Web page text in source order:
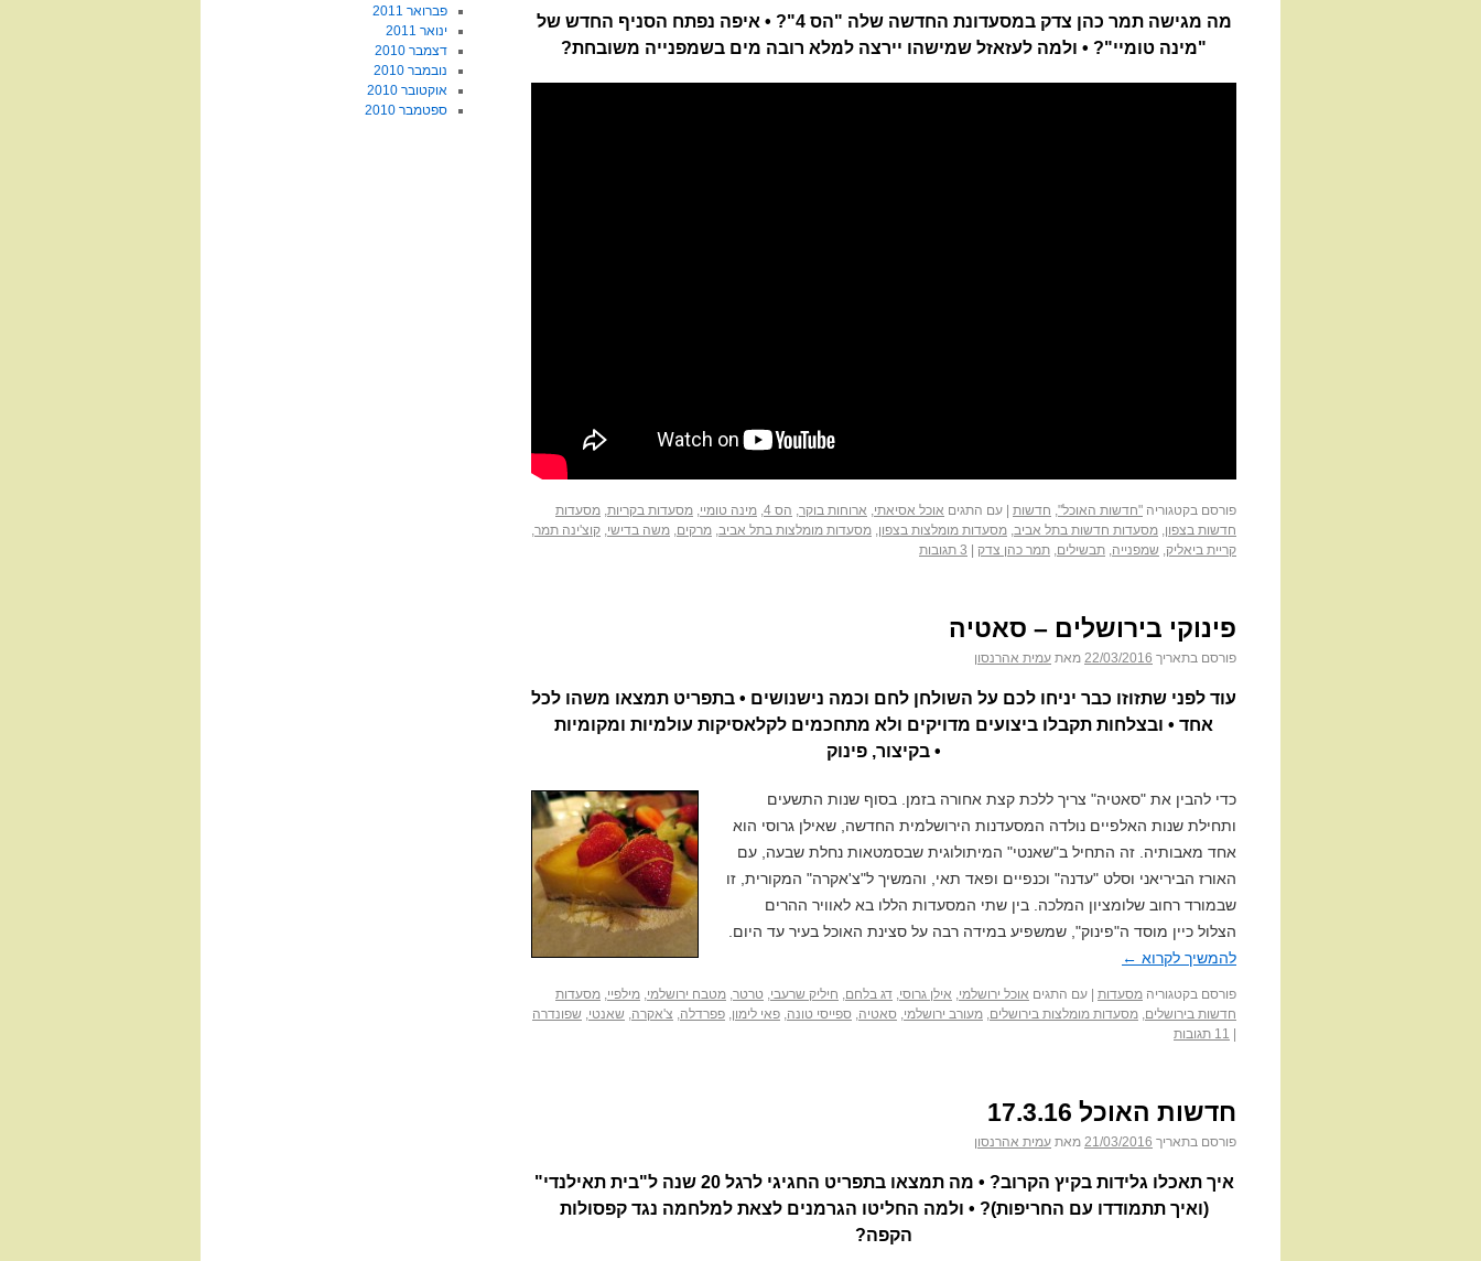
מה מגישה תמר כהן צדק במסעדונת החדשה שלה "הס 4"? • איפה נפתח הסניף החדש של
"מינה טומיי"? • ולמה לעזאזל שמישהו יירצה למלא רובה מים בשמפנייה משובחת?
פורסם בקטגוריה "חדשות האוכל", חדשות עם התגים אוכל אסיאתי, ארוחות בוקר, הס 4 , מינה טומיי, מסעדות בקריות, מסעדות
חדשות בצפון, מסעדות חדשות בתל אביב, מסעדות מומלצות בצפון, מסעדות מומלצות בתל אביב, מרקים, משה בדישי, קוצ'ינה תמר,
קריית ביאליק, שמפנייה, תבשילים, תמר כהן צדק 3 תגובות
פינוקי בירושלים – סאטיה
פורסם בתאריך 22/03/2016 מאת עמית אהרנסון
עוד לפני שתזוזו כבר יניחו לכם על השולחן לחם וכמה נישנושים • בתפריט תמצאו משהו לכל
אחד • ובצלחות תקבלו ביצועים מדויקים ולא מתחכמים לקלאסיקות עולמיות ומקומיות
• בקיצור, פינוק
כדי להבין את "סאטיה" צריך ללכת קצת אחורה בזמן. בסוף שנות התשעים
ותחילת שנות האלפיים נולדה המסעדנות הירושלמית החדשה, שאילן גרוסי הוא
אחד מאבותיה. זה התחיל ב"שאנטי" המיתולוגית שבסמטאות נחלת שבעה, עם
האורז הביריאני וסלט "עדנה" וכנפיים ופאד תאי, והמשיך ל"צ'אקרה" המקורית, זו
שבמורד רחוב שלומציון המלכה. בין שתי המסעדות הללו בא לאוויר ההרים
הצלול כיין מוסד ה"פינוק", שמשפיע במידה רבה על סצינת האוכל בעיר עד היום.
להמשיך לקרוא ←
פורסם בקטגוריה מסעדות עם התגים אוכל ירושלמי, אילן גרוסי, דג בלחם, חיליק שרעבי, טרטר, מטבח ירושלמי, מילפיי, מסעדות
חדשות בירושלים, מסעדות מומלצות בירושלים, מעורב ירושלמי, סאטיה, ספייסי טונה, פאי לימון, פפרדלה, צ'אקרה, שאנטי, שפונדרה
11 תגובות
חדשות האוכל 17.3.16
פורסם בתאריך 21/03/2016 מאת עמית אהרנסון
איך תאכלו גלידות בקיץ הקרוב? • מה תמצאו בתפריט החגיגי לרגל 20 שנה ל"בית תאילנדי"
(ואיך תתמודדו עם החריפות)? • ולמה החליטו הגרמנים לצאת למלחמה נגד קפסולות
הקפה?
פברואר 2011
ינואר 2011
דצמבר 2010
נובמבר 2010
אוקטובר 2010
ספטמבר 2010